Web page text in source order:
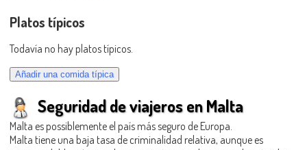
Platos típicos
Todavía no hay platos típicos.
Seguridad de viajeros en Malta
Malta es possiblemente el país más seguro de Europa.
Malta tiene una baja tasa de criminalidad relativa, aunque es